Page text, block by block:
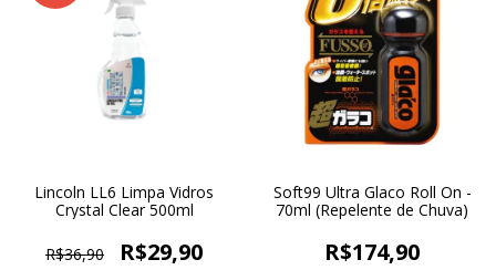
Lincoln LL6 Limpa Vidros
Crystal Clear 500ml
R$36,90 R$29,90
Soft99 Ultra Glaco Roll On -
70ml (Repelente de Chuva)
R$174,90